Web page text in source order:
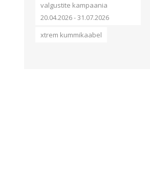
valgustite kampaania
20.04.2026 - 31.07.2026
xtrem kummikaabel